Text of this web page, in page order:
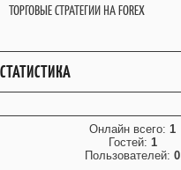
ТОРГОВЫЕ СТРАТЕГИИ НА FOREX
СТАТИСТИКА
Онлайн всего: 1
Гостей: 1
Пользователей: 0